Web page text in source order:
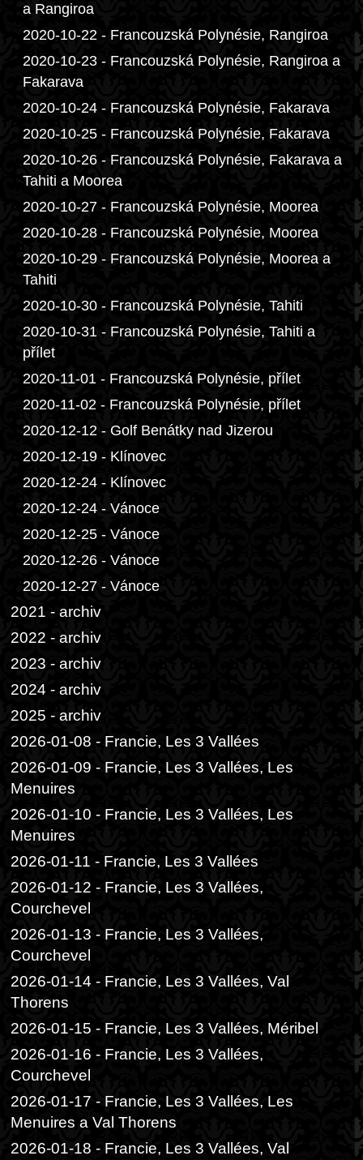
a Rangiroa
2020-10-22 - Francouzská Polynésie, Rangiroa
2020-10-23 - Francouzská Polynésie, Rangiroa a
Fakarava
2020-10-24 - Francouzská Polynésie, Fakarava
2020-10-25 - Francouzská Polynésie, Fakarava
2020-10-26 - Francouzská Polynésie, Fakarava a
Tahiti a Moorea
2020-10-27 - Francouzská Polynésie, Moorea
2020-10-28 - Francouzská Polynésie, Moorea
2020-10-29 - Francouzská Polynésie, Moorea a
Tahiti
2020-10-30 - Francouzská Polynésie, Tahiti
2020-10-31 - Francouzská Polynésie, Tahiti a
přílet
2020-11-01 - Francouzská Polynésie, přílet
2020-11-02 - Francouzská Polynésie, přílet
2020-12-12 - Golf Benátky nad Jizerou
2020-12-19 - Klínovec
2020-12-24 - Klínovec
2020-12-24 - Vánoce
2020-12-25 - Vánoce
2020-12-26 - Vánoce
2020-12-27 - Vánoce
2021 - archiv
2022 - archiv
2023 - archiv
2024 - archiv
2025 - archiv
2026-01-08 - Francie, Les 3 Vallées
2026-01-09 - Francie, Les 3 Vallées, Les
Menuires
2026-01-10 - Francie, Les 3 Vallées, Les
Menuires
2026-01-11 - Francie, Les 3 Vallées
2026-01-12 - Francie, Les 3 Vallées,
Courchevel
2026-01-13 - Francie, Les 3 Vallées,
Courchevel
2026-01-14 - Francie, Les 3 Vallées, Val
Thorens
2026-01-15 - Francie, Les 3 Vallées, Méribel
2026-01-16 - Francie, Les 3 Vallées,
Courchevel
2026-01-17 - Francie, Les 3 Vallées, Les
Menuires a Val Thorens
2026-01-18 - Francie, Les 3 Vallées, Val